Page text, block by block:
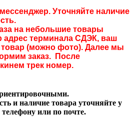
Уточняйте наличие
на небольшие товары
адрес терминала СДЭК, ваш
(можно фото). Далее мы
заказ. После
трек номер.
и наличие товара уточняйте у
или по почте.